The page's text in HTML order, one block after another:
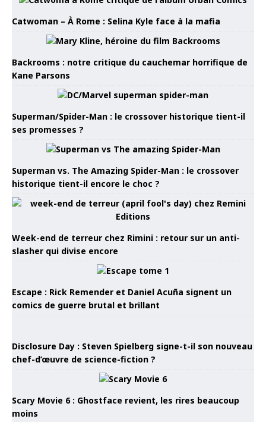
Catwoman – À Rome : Selina Kyle face à la mafia
Backrooms : notre critique du cauchemar horrifique de
Kane Parsons
Superman/Spider-Man : le crossover historique tient-il
ses promesses ?
Superman vs. The Amazing Spider-Man : le crossover
historique tient-il encore le choc ?
Week-end de terreur chez Rimini : retour sur un anti-
slasher qui divise encore
Escape : Rick Remender et Daniel Acuña signent un
comics de guerre brutal et brillant
Disclosure Day : Steven Spielberg signe-t-il son nouveau
chef-d’œuvre de science-fiction ?
Scary Movie 6 : Ghostface revient, les rires beaucoup
moins